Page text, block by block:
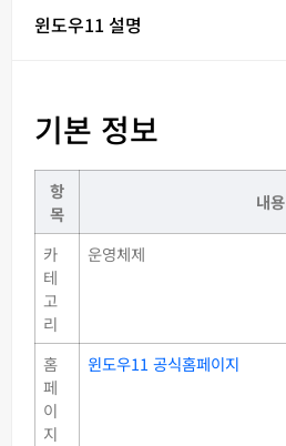
윈도우11 설명
기본 정보
항
목
내용
카
테
고
리
운영체제
홈
페
이
지
윈도우11 공식홈페이지